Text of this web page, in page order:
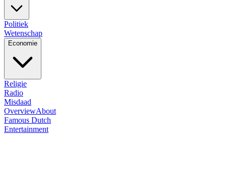
Politiek
Wetenschap
Economie
Religie
Radio
Misdaad
OverviewAbout
Famous Dutch
Entertainment